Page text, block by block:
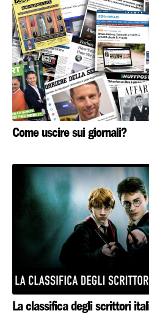
Come uscire sui giornali?
La classifica degli scrittori